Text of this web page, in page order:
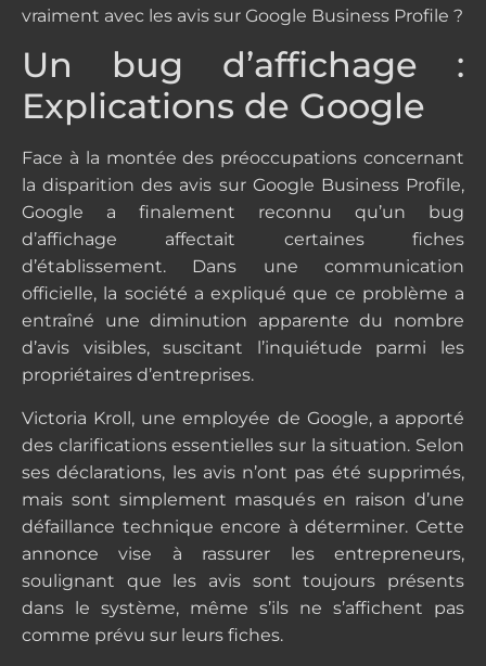
vraiment avec les avis sur Google Business Profile ?
Un bug d’affichage :
Explications de Google
Face à la montée des préoccupations concernant
la disparition des avis sur Google Business Profile,
Google a finalement reconnu qu’un bug
d’affichage affectait certaines fiches
d’établissement. Dans une communication
officielle, la société a expliqué que ce problème a
entraîné une diminution apparente du nombre
d’avis visibles, suscitant l’inquiétude parmi les
propriétaires d’entreprises.
Victoria Kroll, une employée de Google, a apporté
des clarifications essentielles sur la situation. Selon
ses déclarations, les avis n’ont pas été supprimés,
mais sont simplement masqués en raison d’une
défaillance technique encore à déterminer. Cette
annonce vise à rassurer les entrepreneurs,
soulignant que les avis sont toujours présents
dans le système, même s’ils ne s’affichent pas
comme prévu sur leurs fiches.